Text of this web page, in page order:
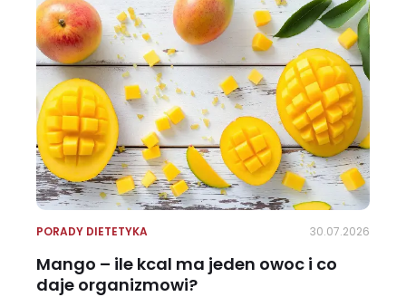
PORADY DIETETYKA 30.07.2026
Mango – ile kcal ma jeden owoc i co
daje organizmowi?